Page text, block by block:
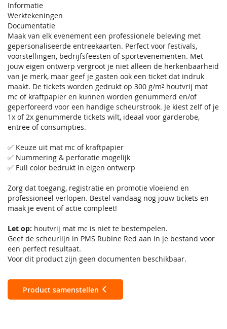
Informatie
Werktekeningen
Documentatie
Maak van elk evenement een professionele beleving met
gepersonaliseerde entreekaarten. Perfect voor festivals,
voorstellingen, bedrijfsfeesten of sportevenementen. Met
jouw eigen ontwerp vergroot je niet alleen de herkenbaarheid
van je merk, maar geef je gasten ook een ticket dat indruk
maakt. De tickets worden gedrukt op 300 g/m² houtvrij mat
mc of kraftpapier en kunnen worden genummerd en/of
geperforeerd voor een handige scheurstrook. Je kiest zelf of je
1x of 2x genummerde tickets wilt, ideaal voor garderobe,
entree of consumpties.
✅ Keuze uit mat mc of kraftpapier
✅ Nummering & perforatie mogelijk
✅ Full color bedrukt in eigen ontwerp
Zorg dat toegang, registratie en promotie vloeiend en
professioneel verlopen. Bestel vandaag nog jouw tickets en
maak je event of actie compleet!
Let op: houtvrij mat mc is niet te bestempelen.
Geef de scheurlijn in PMS Rubine Red aan in je bestand voor
een perfect resultaat.
Voor dit product zijn geen documenten beschikbaar.
Product samenstellen